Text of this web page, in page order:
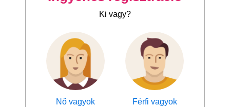
Ki vagy?
Nő vagyok Férfi vagyok